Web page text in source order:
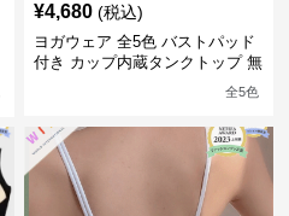
¥4,680 (税込)
ヨガウェア 全5色 バストパッド
付き カップ内蔵タンクトップ 無
全5色